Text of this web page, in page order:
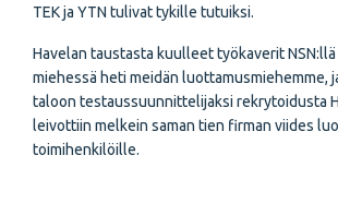
TEK ja YTN tulivat tykille tutuiksi.
Havelan taustasta kuulleet työkaverit
miehessä heti meidän luottamusmiehemme,
taloon testaus­suunnittelijaksi rekrytoidusta
leivottiin melkein saman tien firman viides
toimihenkilöille.